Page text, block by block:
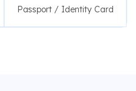
Passport / Identity Card